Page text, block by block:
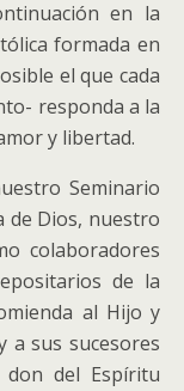
en la
formada en
el que cada
responda a la
y libertad.
Seminario
de Dios, nuestro
colaboradores
de la
al Hijo y
a sus sucesores
del Espíritu